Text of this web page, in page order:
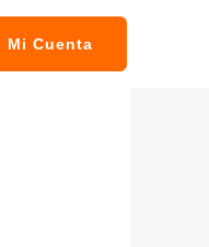
Mi Cuenta